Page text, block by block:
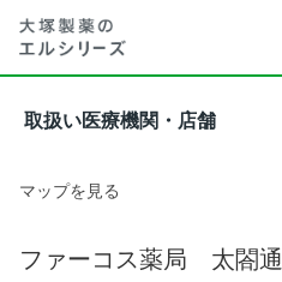
取扱い医療機関・店舗
マップを見る
ファーコス薬局 太閤通